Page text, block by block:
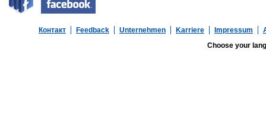
Контакт Feedback Unternehmen Karriere Impressum
Choose your